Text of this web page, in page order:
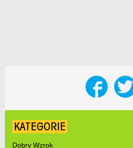
KATEGORIE
Dobry Wzrok